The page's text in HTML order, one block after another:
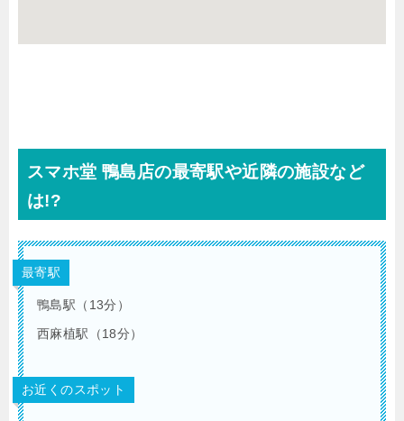
スマホ堂 鴨島店の最寄駅や近隣の施設など
は!?
最寄駅
鴨島駅（13分）
西麻植駅（18分）
お近くのスポット